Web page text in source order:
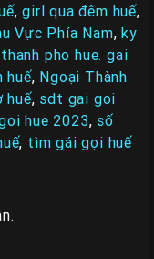
,girl qua đêm huế,
Vực Phía Nam,ky
pho hue. gai
huế, Ngoại Thành
huế, sdt gai goi
hue 2023, số
, tìm gái gọi huế